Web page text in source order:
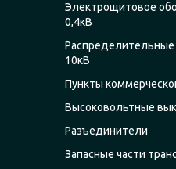
Электрощитовое
0,4кВ
Распределительные
10кВ
Пункты
Высоковольтные
Разъединители
Запасные части